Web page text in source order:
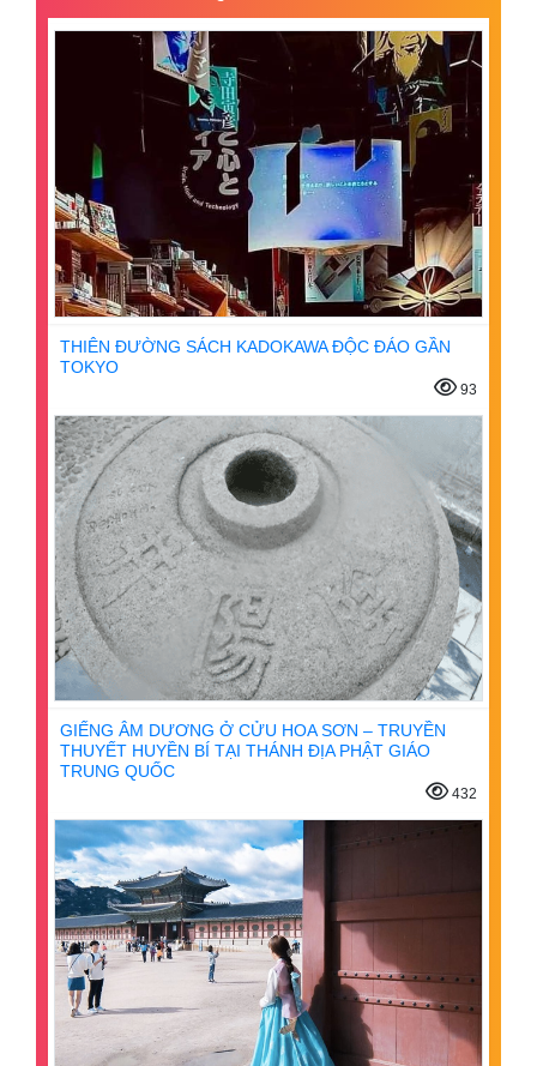
THIÊN ĐƯỜNG SÁCH KADOKAWA ĐỘC ĐÁO GẦN
TOKYO
93
GIẾNG ÂM DƯƠNG Ở CỬU HOA SƠN – TRUYỀN
THUYẾT HUYỀN BÍ TẠI THÁNH ĐỊA PHẬT GIÁO
TRUNG QUỐC
432